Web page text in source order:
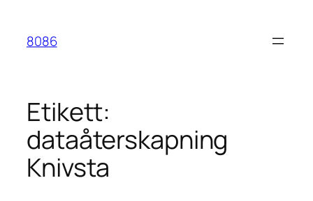
innehåll
8086
Etikett:
dataåterskapning
Knivsta